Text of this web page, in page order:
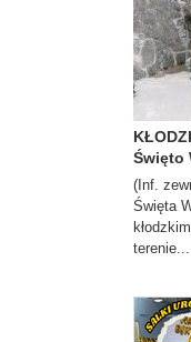
Święto
(Inf.
Święta
terenie...